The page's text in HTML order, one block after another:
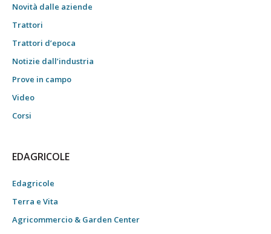
Novità dalle aziende
Trattori
Trattori d’epoca
Notizie dall’industria
Prove in campo
Video
Corsi
EDAGRICOLE
Edagricole
Terra e Vita
Agricommercio & Garden Center